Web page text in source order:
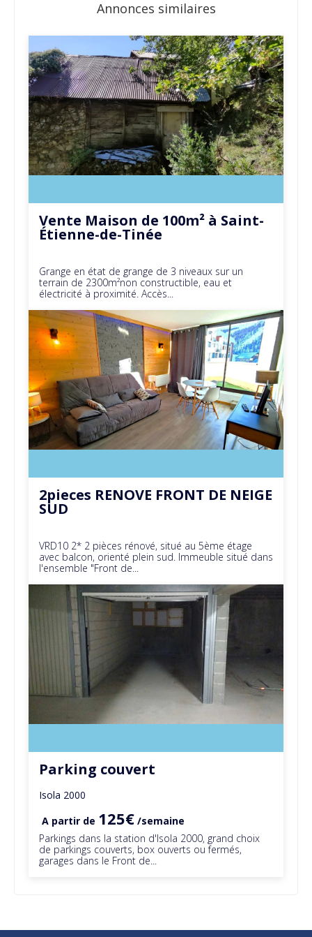
Annonces similaires
Vente Maison de 100m² à Saint-
Étienne-de-Tinée
Grange en état de grange de 3 niveaux sur un
terrain de 2300m²non constructible, eau et
électricité à proximité. Accès...
2pieces RENOVE FRONT DE NEIGE
SUD
VRD10 2* 2 pièces rénové, situé au 5ème étage
avec balcon, orienté plein sud. Immeuble situé dans
l'ensemble "Front de...
Parking couvert
Isola 2000
A partir de 125€ /semaine
Parkings dans la station d'Isola 2000, grand choix
de parkings couverts, box ouverts ou fermés,
garages dans le Front de...